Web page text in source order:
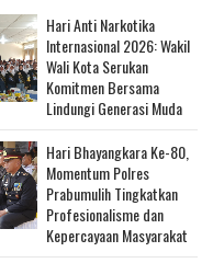
Hari Anti Narkotika
Internasional 2026: Wakil
Wali Kota Serukan
Komitmen Bersama
Lindungi Generasi Muda
Hari Bhayangkara Ke-80,
Momentum Polres
Prabumulih Tingkatkan
Profesionalisme dan
Kepercayaan Masyarakat